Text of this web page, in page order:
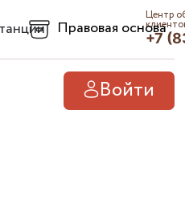
Правовая основа
Центр
+7
Войти